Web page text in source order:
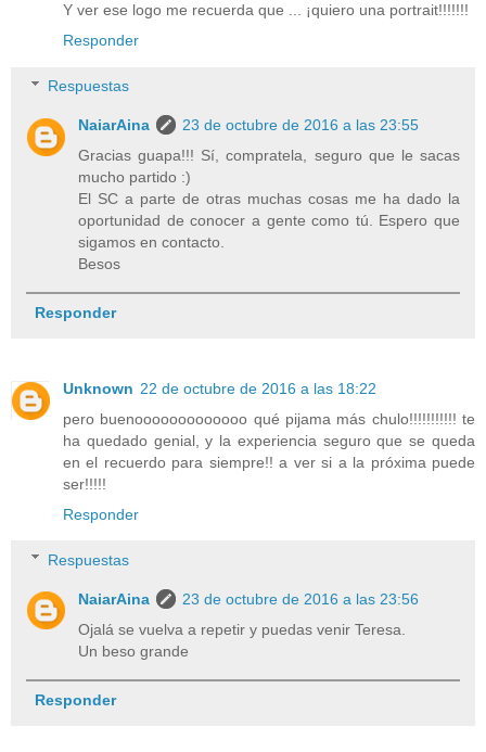
Y ver ese logo me recuerda que ... ¡quiero una portrait!!!!!!!
Responder
Respuestas
NaiarAina
23 de octubre de 2016 a las 23:55
Gracias guapa!!! Sí, compratela, seguro que le sacas
mucho partido :)
El SC a parte de otras muchas cosas me ha dado la
oportunidad de conocer a gente como tú. Espero que
sigamos en contacto.
Besos
Responder
Unknown 22 de octubre de 2016 a las 18:22
pero buenooooooooooooo qué pijama más chulo!!!!!!!!!!! te
ha quedado genial, y la experiencia seguro que se queda
en el recuerdo para siempre!! a ver si a la próxima puede
ser!!!!!
Responder
Respuestas
NaiarAina
23 de octubre de 2016 a las 23:56
Ojalá se vuelva a repetir y puedas venir Teresa.
Un beso grande
Responder